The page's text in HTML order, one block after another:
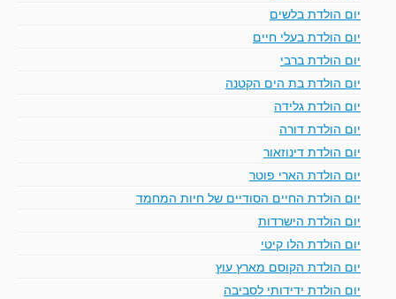
יום הולדת בלשים
יום הולדת בעלי חיים
יום הולדת ברבי
יום הולדת בת הים הקטנה
יום הולדת גלידה
יום הולדת דורה
יום הולדת דינוזאור
יום הולדת הארי פוטר
יום הולדת החיים הסודיים של חיות המחמד
יום הולדת הישרדות
יום הולדת הלו קיטי
יום הולדת הקוסם מארץ עוץ
יום הולדת ידידותי לסביבה